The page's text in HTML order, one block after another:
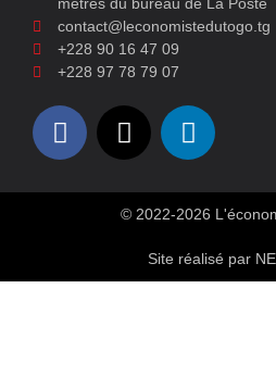
contact@leconomistedutogo.tg
+228 90 16 47 09
+228 97 78 79 07
© 2022-2026
Site réalisé par